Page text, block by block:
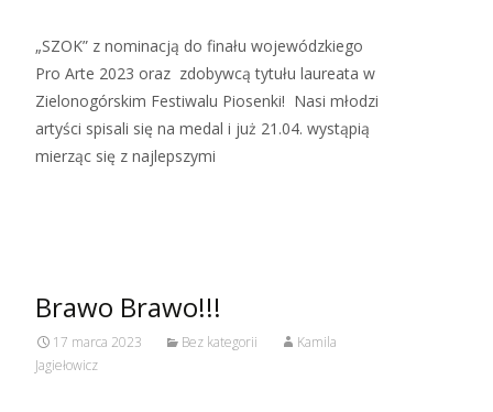
„SZOK” z nominacją do finału wojewódzkiego
Pro Arte 2023 oraz zdobywcą tytułu laureata w
Zielonogórskim Festiwalu Piosenki! Nasi młodzi
artyści spisali się na medal i już 21.04. wystąpią
mierząc się z najlepszymi
Brawo Brawo!!!
17 marca 2023 Bez kategorii
Kamila
Jagiełowicz